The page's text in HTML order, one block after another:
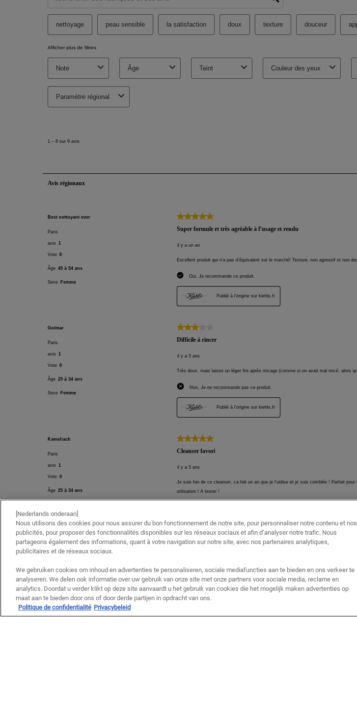
[Nederlands onderaan]
Nous utilisons des cookies pour nous assurer du bon fonctionnement de notre site, pour personnaliser notre contenu et nos
publicités, pour proposer des fonctionnalités disponibles sur les réseaux sociaux et afin d’analyser notre trafic. Nous
partageons également des informations, quant à votre navigation sur notre site, avec nos partenaires analytiques,
publicitaires et de réseaux sociaux.
We gebruiken cookies om inhoud en advertenties te personaliseren, sociale mediafuncties aan te bieden en ons verkeer te
analyseren. We delen ook informatie over uw gebruik van onze site met onze partners voor sociale media, reclame en
analytics. Doordat u verder klikt op deze site aanvaardt u het gebruik van cookies die het mogelijk maken advertenties op
maat aan te bieden door ons of door derde partijen in opdracht van ons.
Politique de confidentialité Privacybeleid